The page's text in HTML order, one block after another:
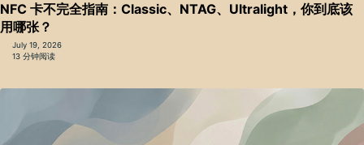
NFC 卡不完全指南：Classic、NTAG、Ultralight，你到底该
用哪张？
July 19, 2026
13 分钟阅读